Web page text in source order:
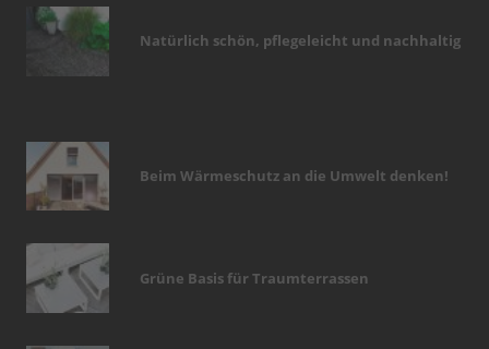
Natürlich schön, pflegeleicht und nachhaltig
Beim Wärmeschutz an die Umwelt denken!
Grüne Basis für Traumterrassen